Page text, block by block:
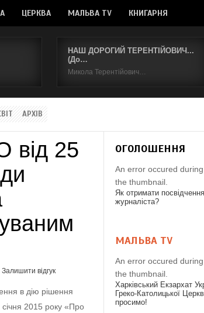
ЦЕРКВА МАЛЬВА TV КНИГАРНЯ
НАШ ДОРОГИЙ ТЕРЕНТІЙОВИЧ...
(До…
Микола Терентійович…
АРХІВ
від 25
Залишити відгук
в дію рішення
січня 2015 року «Про
ОГОЛОШЕННЯ
An error occured
the thumbnail.
Як отримати посвідчення
журналіста?
МАЛЬВА TV
An error occured
the thumbnail.
Харківський Екзархат
Греко-Католицької
просимо!